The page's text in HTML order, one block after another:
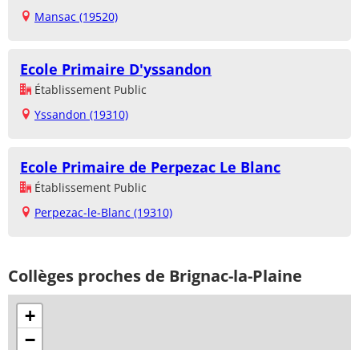
Mansac (19520)
Ecole Primaire D'yssandon
Établissement Public
Yssandon (19310)
Ecole Primaire de Perpezac Le Blanc
Établissement Public
Perpezac-le-Blanc (19310)
Collèges proches de Brignac-la-Plaine
+
−